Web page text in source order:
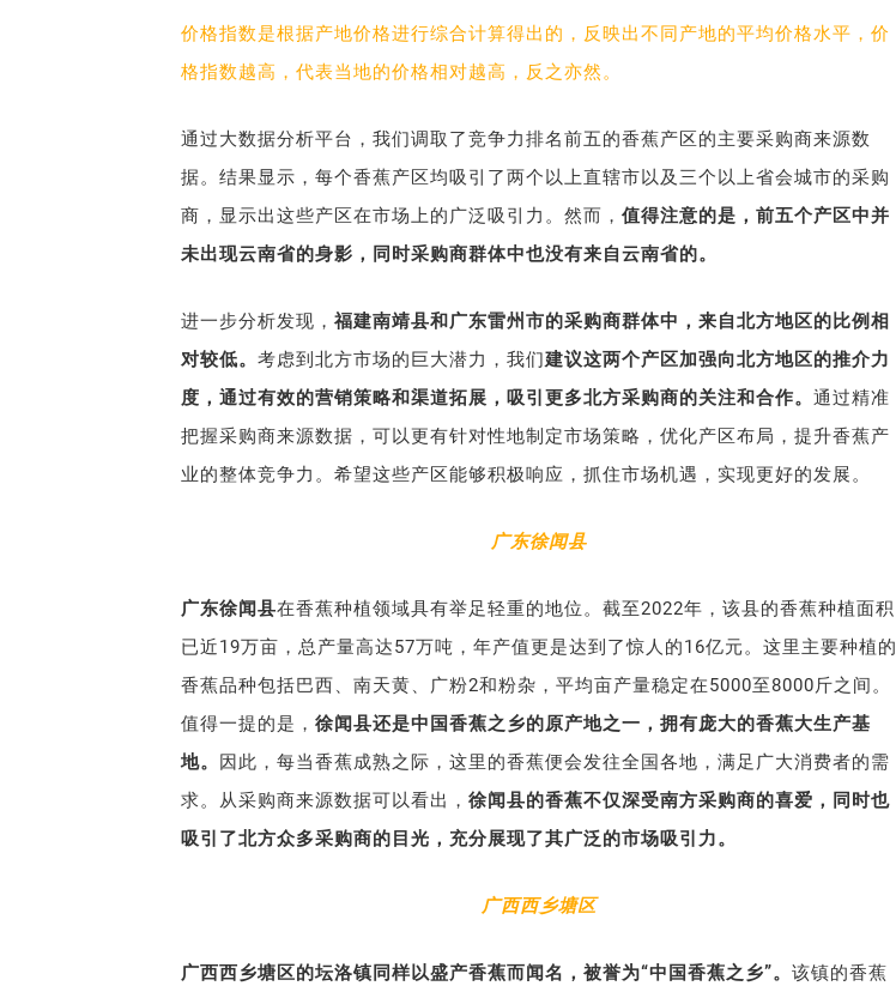
价格指数是根据产地价格进行综合计算得出的，反映出不同产地的平均价格水平，价
格指数越高，代表当地的价格相对越高，反之亦然。
通过大数据分析平台，我们调取了竞争力排名前五的香蕉产区的主要采购商来源数
据。结果显示，每个香蕉产区均吸引了两个以上直辖市以及三个以上省会城市的采购
商，显示出这些产区在市场上的广泛吸引力。然而， 值得注意的是，前五个产区中并
未出现云南省的身影，同时采购商群体中也没有来自云南省的。
进一步分析发现， 福建南靖县和广东雷州市的采购商群体中，来自北方地区的比例相
对较低。 考虑到北方市场的巨大潜力，我们建议这两个产区加强向北方地区的推介力
度，通过有效的营销策略和渠道拓展，吸引更多北方采购商的关注和合作。 通过精准
把握采购商来源数据，可以更有针对性地制定市场策略，优化产区布局，提升香蕉产
业的整体竞争力。希望这些产区能够积极响应，抓住市场机遇，实现更好的发展。
广东徐闻县
广东徐闻县在香蕉种植领域具有举足轻重的地位。截至2022年，该县的香蕉种植面积
已近19万亩，总产量高达57万吨，年产值更是达到了惊人的16亿元。这里主要种植的
香蕉品种包括巴西、南天黄、广粉2和粉杂，平均亩产量稳定在5000至8000斤之间。
值得一提的是， 徐闻县还是中国香蕉之乡的原产地之一，拥有庞大的香蕉大生产基
地。 因此，每当香蕉成熟之际，这里的香蕉便会发往全国各地，满足广大消费者的需
求。从采购商来源数据可以看出， 徐闻县的香蕉不仅深受南方采购商的喜爱，同时也
吸引了北方众多采购商的目光，充分展现了其广泛的市场吸引力。
广西西乡塘区
广西西乡塘区的坛洛镇同样以盛产香蕉而闻名，被誉为“中国香蕉之乡”。 该镇的香蕉